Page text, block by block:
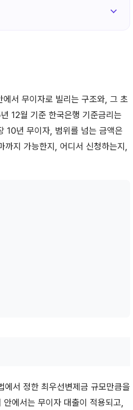
서 무이자로 빌리는 구조와, 그 초
12월 기준 한국은행 기준금리는
10년 무이자, 범위를 넘는 금액은
까지 가능한지, 어디서 신청하는지,
에서 정한 최우선변제금 규모만큼을
에서는 무이자 대출이 적용되고,